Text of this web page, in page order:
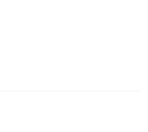
yatırımcılar için daha iyi platfo